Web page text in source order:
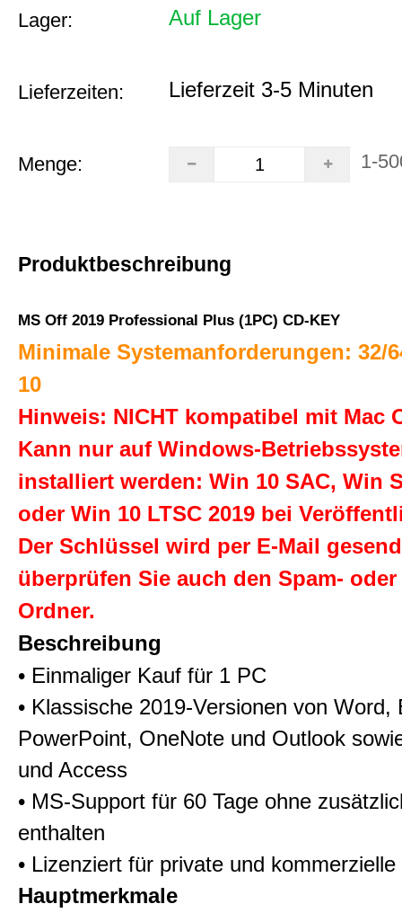
Lager: Auf Lager
Lieferzeiten: Lieferzeit 3-5 Minuten
Menge: 1-
Produktbeschreibung
MS Off 2019 Professional Plus (1PC) CD-KEY
Minimale Systemanforderungen: 32/
10
Hinweis: NICHT kompatibel mit
Kann nur auf Windows-
installiert werden: Win 10 SAC, Win
oder Win 10 LTSC 2019 bei
Der Schlüssel wird per E-Mail
überprüfen Sie auch den Spam-
Ordner.
Beschreibung
• Einmaliger Kauf für 1 PC
• Klassische 2019-Versionen von Word,
PowerPoint, OneNote und Outlook
und Access
• MS-Support für 60 Tage ohne
enthalten
• Lizenziert für private und
Hauptmerkmale